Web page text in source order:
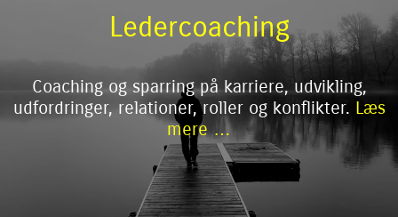
Ledercoaching
Coaching og sparring på karriere, udvikling,
udfordringer, relationer, roller og konflikter. Læs
mere …